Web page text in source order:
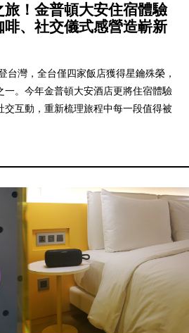
！金普頓大安住宿體驗
、社交儀式感營造嶄新
台灣，全台僅四家飯店獲得星鑰殊榮，
一。今年金普頓大安酒店更將住宿體驗
交互動，重新梳理旅程中每一段值得被